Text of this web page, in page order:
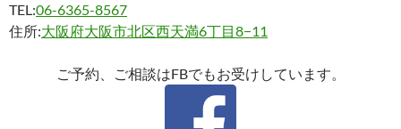
TEL:06-6365-8567
住所:大阪府大阪市北区西天満6丁目8−11
ご予約、ご相談はFBでもお受けしています。